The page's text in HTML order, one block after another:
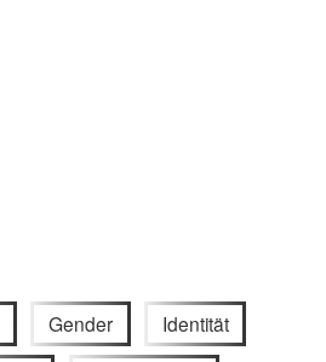
Gender Identität